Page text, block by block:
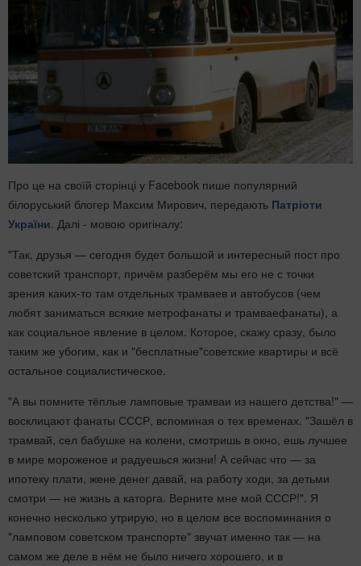
Про це на своїй сторінці у Facebook пише популярний
білоруський блогер Максим Мирович, передають Патріоти
України. Далі - мовою оригіналу:
"Так, друзья — сегодня будет большой и интересный пост про
советский транспорт, причём разберём мы его не с точки
зрения каких-то там отдельных трамваев и автобусов (чем
любят заниматься всякие метрофанаты и трамваефанаты), а
как социальное явление в целом. Которое, скажу сразу, было
таким же убогим, как и "бесплатные"советские квартиры и всё
остальное социалистическое.
"А вы помните тёплые ламповые трамваи из нашего детства!" —
восклицают фанаты СССР, вспоминая о тех временах. "Зашёл в
трамвай, сел бабушке на колени, смотришь в окно, ешь лучшее
в мире мороженое и радуешься жизни! А сейчас что — за
ипотеку плати, жене денег давай, на работу ходи, за детьми
смотри — не жизнь а каторга. Верните мне мой СССР!". Я
конечно несколько утрирую, но в целом все воспоминания о
"ламповом советском транспорте" звучат именно так — на
самом же деле в нём не было ничего хорошего, и в